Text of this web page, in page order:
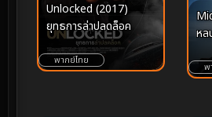
Unlocked (2017)
ยุทธการล่าปลดล็อค
พากย์ไทย
หล
พ